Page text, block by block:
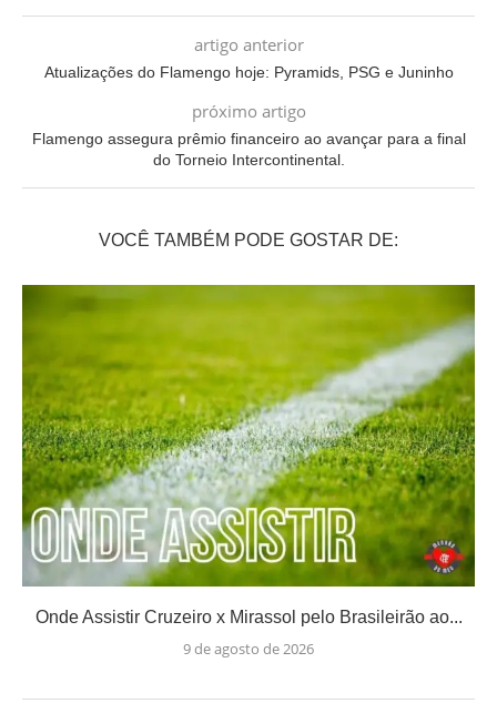
artigo anterior
Atualizações do Flamengo hoje: Pyramids, PSG e Juninho
próximo artigo
Flamengo assegura prêmio financeiro ao avançar para a final
do Torneio Intercontinental.
VOCÊ TAMBÉM PODE GOSTAR DE:
Onde Assistir Cruzeiro x Mirassol pelo Brasileirão ao...
9 de agosto de 2026